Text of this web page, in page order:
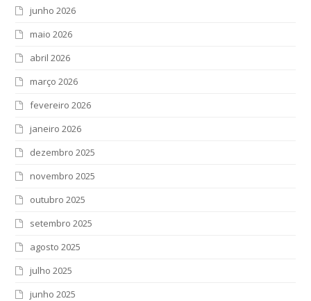
junho 2026
maio 2026
abril 2026
março 2026
fevereiro 2026
janeiro 2026
dezembro 2025
novembro 2025
outubro 2025
setembro 2025
agosto 2025
julho 2025
junho 2025